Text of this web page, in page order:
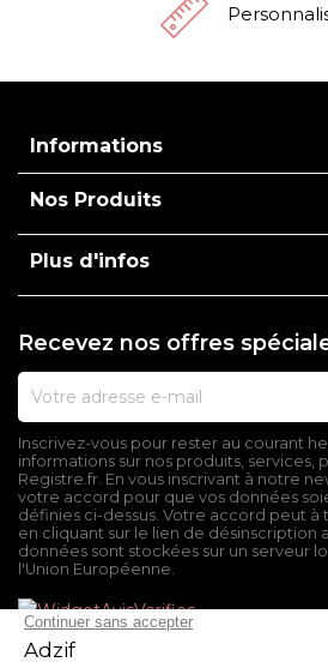
Informations
Nos Produits
Plus d'infos
Recevez nos offres
Inscrivez-vous pour rester au courant
informations sur nos produits, services,
Registre.fr. En vous inscrivant à notre
votre accord pour que vos données
définies ci-dessus. Votre accord peut
en cliquant sur le lien de désinscription
données sont stockées sur un serveur
l'Union Européenne.